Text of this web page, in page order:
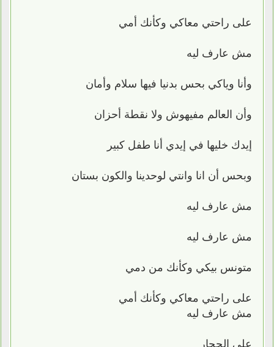
على راحتي معاكي وكأنك أمي
مش عارف ليه
وأنا وياكي بحس بدنيا فيها سلام وأمان
وأن العالم مفيهوش ولا نقطة أحزان
إيدك خليها في إيدي أنا طفل كبير
وبحس أن انا وانتي لوحدينا والكون بستان
مش عارف ليه
مش عارف ليه
متونس بيكي وكأنك من دمي
على راحتي معاكي وكأنك أمي
مش عارف ليه
علي الحجار